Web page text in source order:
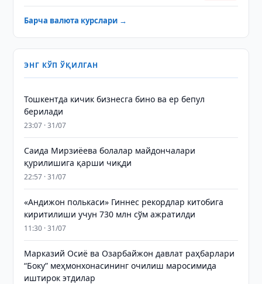
Барча валюта курслари →
ЭНГ КЎП ЎҚИЛГАН
Тошкентда кичик бизнесга бино ва ер бепул
берилади
23:07 · 31/07
Саида Мирзиёева болалар майдончалари
қурилишига қарши чиқди
22:57 · 31/07
«Андижон полькаси» Гиннес рекордлар китобига
киритилиши учун 730 млн сўм ажратилди
11:30 · 31/07
Марказий Осиё ва Озарбайжон давлат раҳбарлари
“Боку” меҳмонхонасининг очилиш маросимида
иштирок этдилар